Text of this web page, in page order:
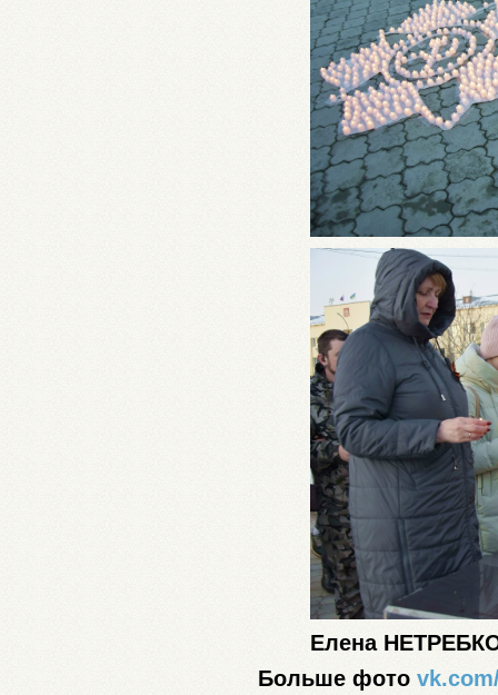
Елена
Больше фото